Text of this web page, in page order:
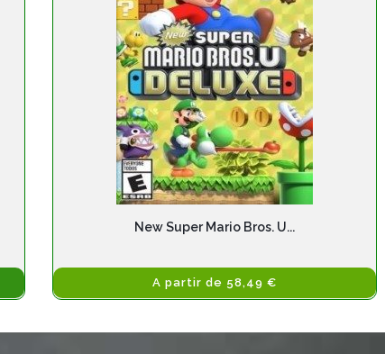
New Super Mario Bros. U...
A partir de 58,49 €